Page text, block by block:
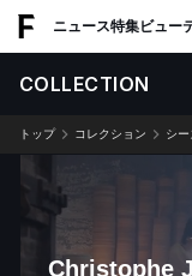
ニュース特集ビュー
COLLECTION
トップ コレクション シ
Christophe